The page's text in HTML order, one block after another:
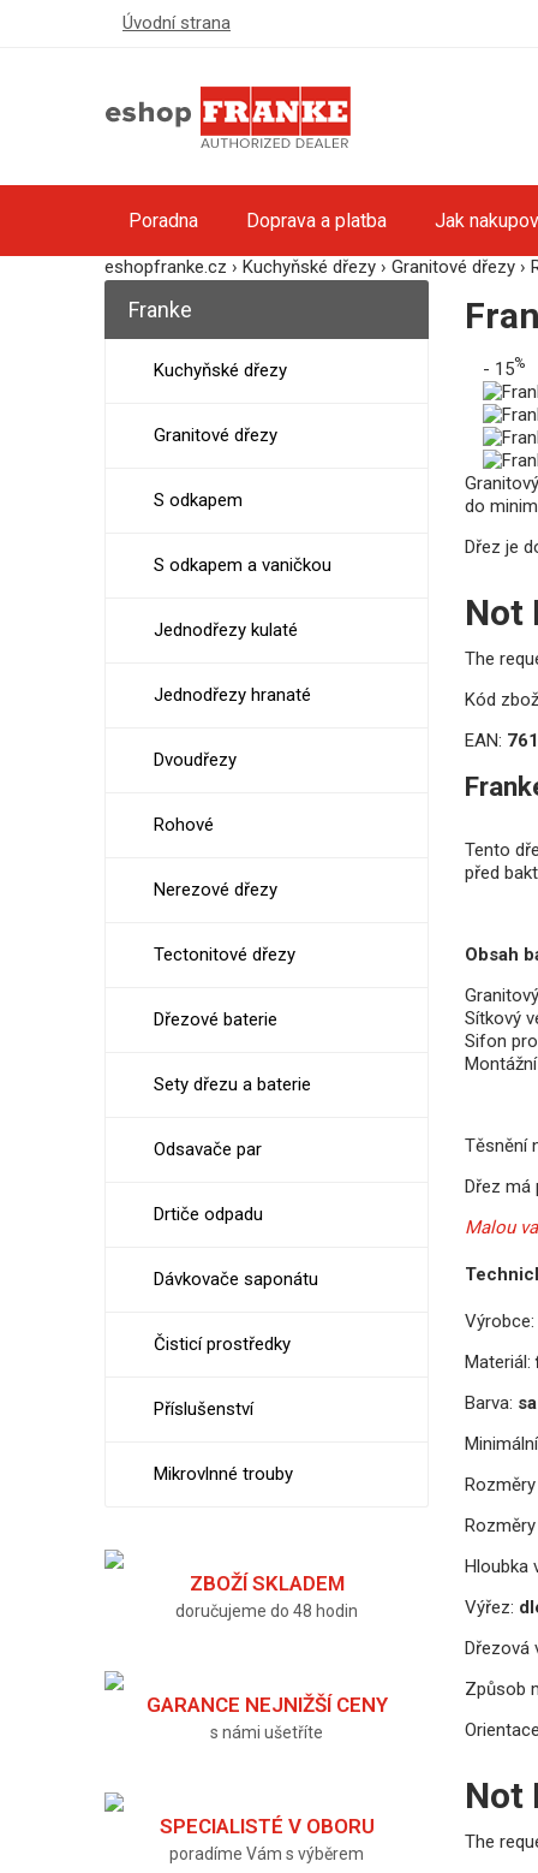
Úvodní strana
Poradna Doprava a platba Jak
eshopfranke.cz › Kuchyňské dřezy › Granitové dřezy ›
- 15%
do
Dřez je
Not
The
Kód
EAN:
Tento
před
Obsah
Sítkový
Sifon
Těsnění
Dřez má
Malou
Výrobce:
Materiál:
Barva:
Hloubka
Výřez:
Dřezová
Způsob
Not
The
Franke
Kuchyňské dřezy
Granitové dřezy
S odkapem
S odkapem a vaničkou
Jednodřezy kulaté
Jednodřezy hranaté
Dvoudřezy
Rohové
Nerezové dřezy
Tectonitové dřezy
Dřezové baterie
Sety dřezu a baterie
Odsavače par
Drtiče odpadu
Dávkovače saponátu
Čisticí prostředky
Příslušenství
Mikrovlnné trouby
ZBOŽÍ SKLADEM
doručujeme do 48 hodin
GARANCE NEJNIŽŠÍ CENY
s námi ušetříte
SPECIALISTÉ V OBORU
poradíme Vám s výběrem